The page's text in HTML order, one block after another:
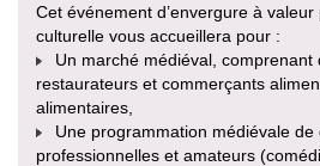
Cet événement d’envergure à
culturelle vous accueillera pour :
Un marché médiéval, comprenant
restaurateurs et commerçants
alimentaires,
Une programmation médiévale de
professionnelles et amateurs